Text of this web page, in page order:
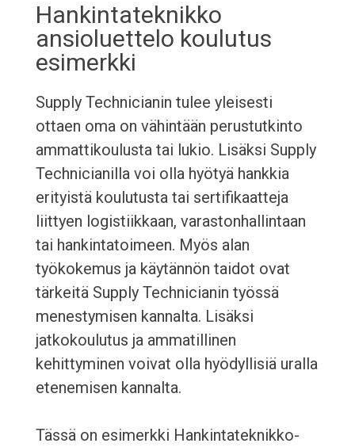
Hankintateknikko
ansioluettelo koulutus
esimerkki
Supply Technicianin tulee yleisesti
ottaen oma on vähintään perustutkinto
ammattikoulusta tai lukio. Lisäksi Supply
Technicianilla voi olla hyötyä hankkia
erityistä koulutusta tai sertifikaatteja
liittyen logistiikkaan, varastonhallintaan
tai hankintatoimeen. Myös alan
työkokemus ja käytännön taidot ovat
tärkeitä Supply Technicianin työssä
menestymisen kannalta. Lisäksi
jatkokoulutus ja ammatillinen
kehittyminen voivat olla hyödyllisiä uralla
etenemisen kannalta.
Tässä on esimerkki Hankintateknikko-